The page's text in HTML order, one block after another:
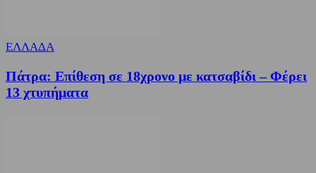
ΕΛΛΑΔΑ
Πάτρα: Επίθεση σε 18χρονο με κατσαβίδι – Φέρει
13 χτυπήματα